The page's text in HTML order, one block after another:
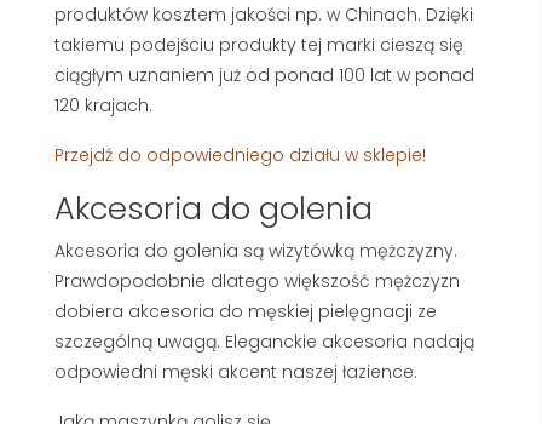
produktów kosztem jakości np. w Chinach. Dzięki
takiemu podejściu produkty tej marki cieszą się
ciągłym uznaniem już od ponad 100 lat w ponad
120 krajach.
Przejdź do odpowiedniego działu w sklepie!
Akcesoria do golenia
Akcesoria do golenia są wizytówką mężczyzny.
Prawdopodobnie dlatego większość mężczyzn
dobiera akcesoria do męskiej pielęgnacji ze
szczególną uwagą. Eleganckie akcesoria nadają
odpowiedni męski akcent naszej łazience.